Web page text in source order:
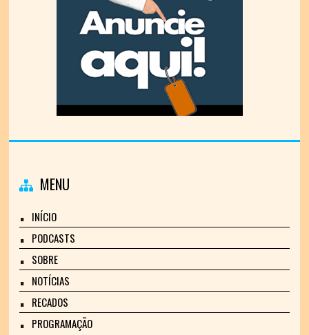
MENU
INÍCIO
PODCASTS
SOBRE
NOTÍCIAS
RECADOS
PROGRAMAÇÃO